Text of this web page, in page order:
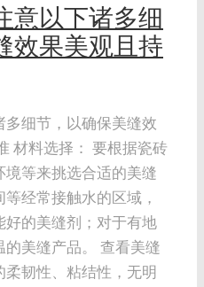
意以下诸多细
效果美观且持
细节，以确保美缝效
材料选择： 要根据瓷砖
等来挑选合适的美缝
经常接触水的区域，
的美缝剂；对于有地
美缝产品。 查看美缝
韧性、粘结性，无明